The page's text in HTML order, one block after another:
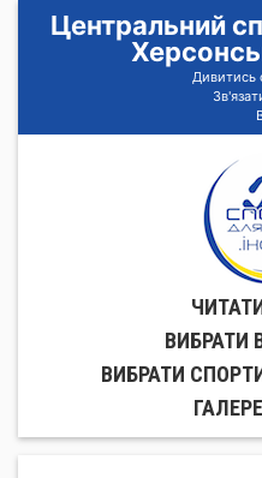
Центральний
Дивитись
ВИБРАТИ
ВИБРАТИ